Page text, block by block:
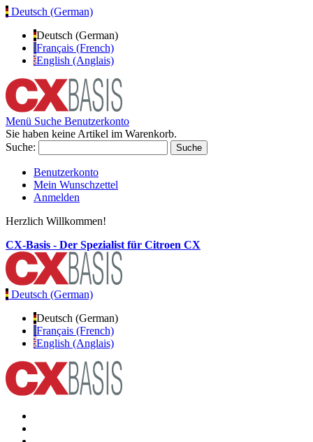
Deutsch (German)
Deutsch (German)
Français (French)
English (Anglais)
Menü Suche Benutzerkonto
Sie haben keine Artikel im Warenkorb.
Suche:
Suche
Benutzerkonto
Mein Wunschzettel
Anmelden
Herzlich Willkommen!
CX-Basis - Der Spezialist für Citroen CX
Deutsch (German)
Deutsch (German)
Français (French)
English (Anglais)